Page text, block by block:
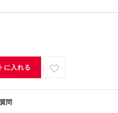
に入れる
問